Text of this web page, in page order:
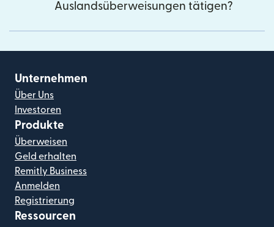
Auslandsüberweisungen tätigen?
Unternehmen
Über Uns
Investoren
Produkte
Überweisen
Geld erhalten
Remitly Business
Anmelden
Registrierung
Ressourcen